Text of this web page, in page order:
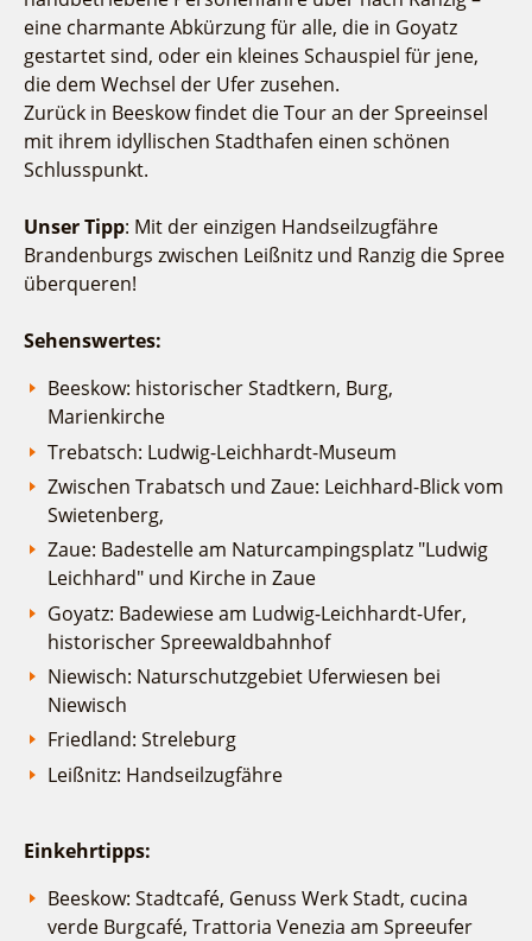
eine charmante Abkürzung für alle, die in Goyatz
gestartet sind, oder ein kleines Schauspiel für jene,
die dem Wechsel der Ufer zusehen.
Zurück in Beeskow findet die Tour an der Spreeinsel
mit ihrem idyllischen Stadthafen einen schönen
Schlusspunkt.
Unser Tipp: Mit der einzigen Handseilzugfähre
Brandenburgs zwischen Leißnitz und Ranzig die Spree
überqueren!
Sehenswertes:
Beeskow: historischer Stadtkern, Burg,
Marienkirche
Trebatsch: Ludwig-Leichhardt-Museum
Zwischen Trabatsch und Zaue: Leichhard-Blick vom
Swietenberg,
Zaue: Badestelle am Naturcampingsplatz "Ludwig
Leichhard" und Kirche in Zaue
Goyatz: Badewiese am Ludwig-Leichhardt-Ufer,
historischer Spreewaldbahnhof
Niewisch: Naturschutzgebiet Uferwiesen bei
Niewisch
Friedland: Streleburg
Leißnitz: Handseilzugfähre
Einkehrtipps:
Beeskow: Stadtcafé, Genuss Werk Stadt, cucina
verde Burgcafé, Trattoria Venezia am Spreeufer